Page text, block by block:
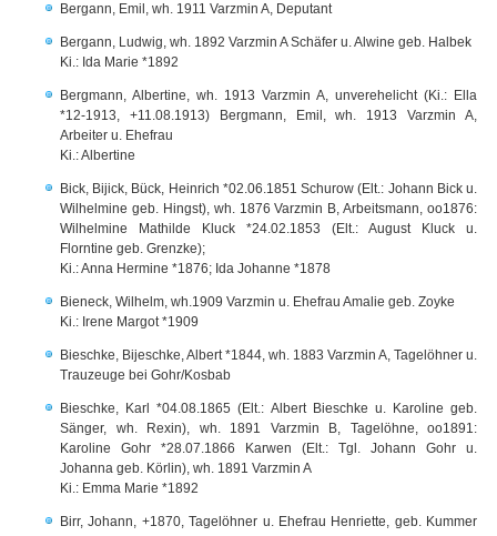
Bergann, Emil, wh. 1911 Varzmin A, Deputant
Bergann, Ludwig, wh. 1892 Varzmin A Schäfer u. Alwine geb. Halbek
Ki.: Ida Marie *1892
Bergmann, Albertine, wh. 1913 Varzmin A, unverehelicht (Ki.: Ella
*12-1913, +11.08.1913) Bergmann, Emil, wh. 1913 Varzmin A,
Arbeiter u. Ehefrau
Ki.: Albertine
Bick, Bijick, Bück, Heinrich *02.06.1851 Schurow (Elt.: Johann Bick u.
Wilhelmine geb. Hingst), wh. 1876 Varzmin B, Arbeitsmann, oo1876:
Wilhelmine Mathilde Kluck *24.02.1853 (Elt.: August Kluck u.
Florntine geb. Grenzke);
Ki.: Anna Hermine *1876; Ida Johanne *1878
Bieneck, Wilhelm, wh.1909 Varzmin u. Ehefrau Amalie geb. Zoyke
Ki.: Irene Margot *1909
Bieschke, Bijeschke, Albert *1844, wh. 1883 Varzmin A, Tagelöhner u.
Trauzeuge bei Gohr/Kosbab
Bieschke, Karl *04.08.1865 (Elt.: Albert Bieschke u. Karoline geb.
Sänger, wh. Rexin), wh. 1891 Varzmin B, Tagelöhne, oo1891:
Karoline Gohr *28.07.1866 Karwen (Elt.: Tgl. Johann Gohr u.
Johanna geb. Körlin), wh. 1891 Varzmin A
Ki.: Emma Marie *1892
Birr, Johann, +1870, Tagelöhner u. Ehefrau Henriette, geb. Kummer